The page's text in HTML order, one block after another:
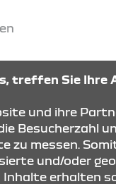
PLANEN
SENDEN
treffen Sie Ihre
und ihre
Besucherzahl
zu messen.
und/oder
Inhalte erhalten